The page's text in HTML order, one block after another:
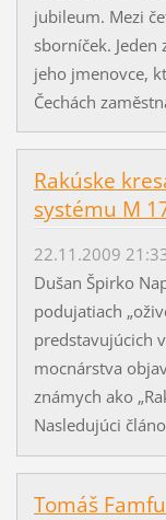
jubileum. Mezi
sborníček.
jeho jmenovce,
Čechách
Rakúske
systému M
22.11.2009
Dušan Špirko
podujatiach
predstavujúcich
mocnárstva
známych ako
Nasledujúci
Tomáš